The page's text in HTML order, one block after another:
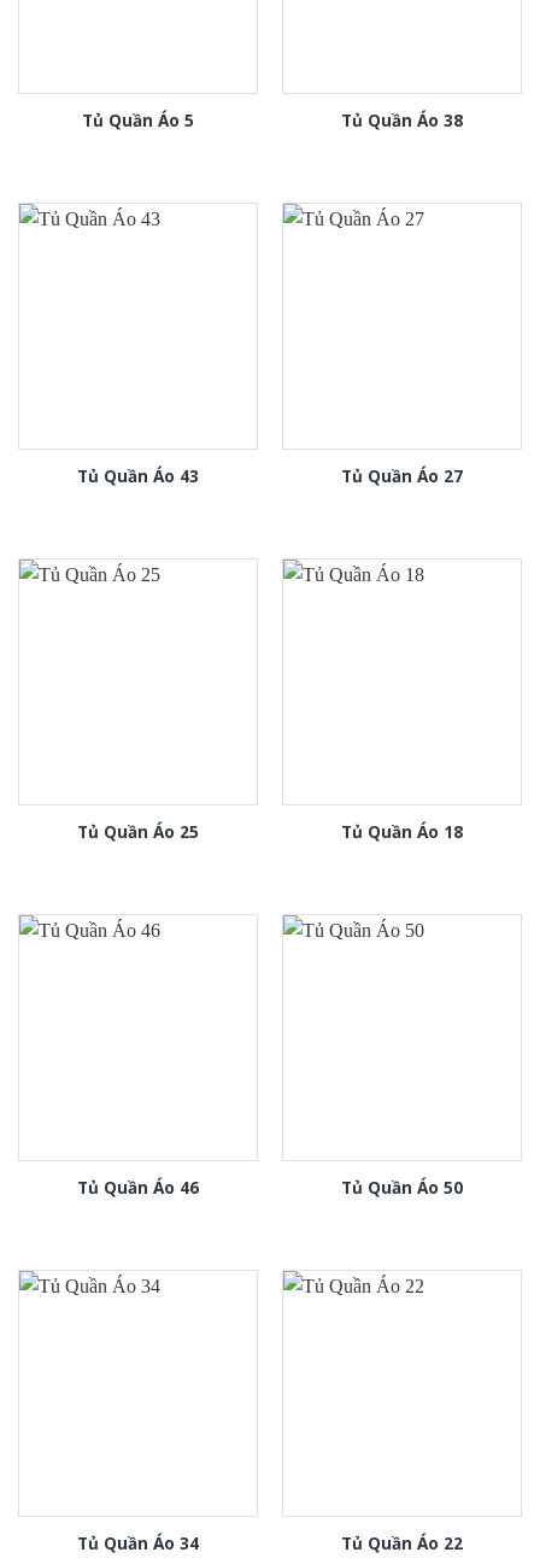
Tủ Quần Áo 5 Tủ Quần Áo 38
Tủ Quần Áo 43 Tủ Quần Áo 27
Tủ Quần Áo 25 Tủ Quần Áo 18
Tủ Quần Áo 46 Tủ Quần Áo 50
Tủ Quần Áo 34 Tủ Quần Áo 22